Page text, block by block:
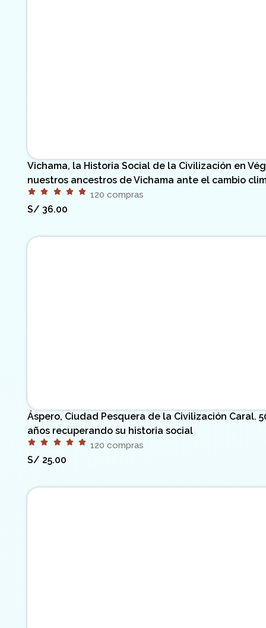
Vichama, la Historia Social de la Civilización en
nuestros ancestros de Vichama ante el cambio
120 compras
S/ 36.00
Áspero, Ciudad Pesquera de la Civilización Caral.
años recuperando su historia social
120 compras
S/ 25.00